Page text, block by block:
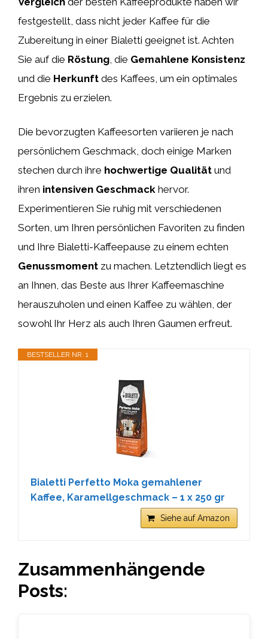
festgestellt, dass nicht jeder Kaffee für die
Zubereitung in einer Bialetti geeignet ist. Achten
Sie auf die Röstung , die Gemahlene Konsistenz
und die Herkunft des Kaffees, um ein optimales
Ergebnis zu erzielen.
Die bevorzugten Kaffeesorten variieren je nach
persönlichem Geschmack, doch einige Marken
stechen durch ihre hochwertige Qualität und
ihren intensiven Geschmack hervor.
Experimentieren Sie ruhig mit verschiedenen
Sorten, um Ihren persönlichen Favoriten zu finden
und Ihre Bialetti-Kaffeepause zu einem echten
Genussmoment zu machen. Letztendlich liegt es
an Ihnen, das Beste aus Ihrer Kaffeemaschine
herauszuholen und einen Kaffee zu wählen, der
sowohl Ihr Herz als auch Ihren Gaumen erfreut.
BESTSELLER NR. 1
Bialetti Perfetto Moka gemahlener
Kaffee, Karamellgeschmack – 1 x 250 gr
Siehe auf Amazon
Zusammenhängende
Posts: